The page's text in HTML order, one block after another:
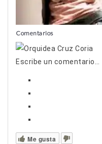
Comentarios
Escribe un comentario…
Me gusta